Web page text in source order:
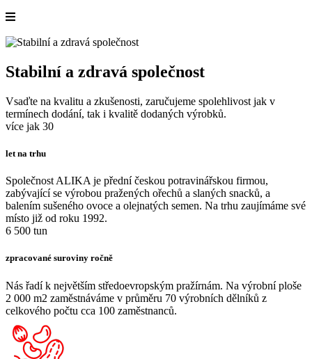
Stabilní a zdravá společnost
Vsaďte na kvalitu a zkušenosti, zaručujeme spolehlivost jak v
termínech dodání, tak i kvalitě dodaných výrobků.
více jak 30
let na trhu
Společnost ALIKA je přední českou potravinářskou firmou,
zabývající se výrobou pražených ořechů a slaných snacků, a
balením sušeného ovoce a olejnatých semen. Na trhu zaujímáme své
místo již od roku 1992.
6 500 tun
zpracované suroviny ročně
Nás řadí k největším středoevropským pražírnám. Na výrobní ploše
2 000 m2 zaměstnáváme v průměru 70 výrobních dělníků z
celkového počtu cca 100 zaměstnanců.